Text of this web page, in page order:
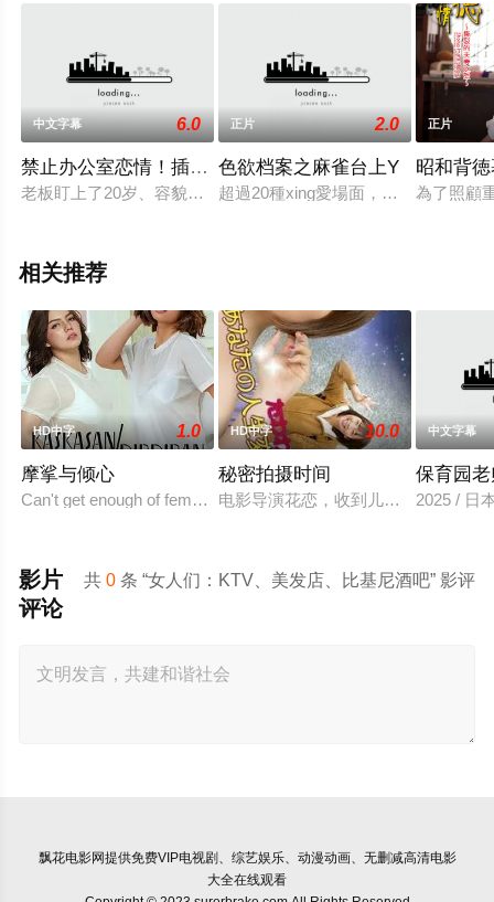
中文字幕 6.0
禁止办公室恋情！插入是允许的
老板盯上了20岁、容貌清秀的新员工浅井玲奈，想勾引她并与
正片 2.0
色欲档案之麻雀台上Y
超過20種xing愛場面，絕對值得珍藏
正片
昭和背
為了照顧
相关推荐
HD中字 1.0
摩挲与倾心
Can't get enough of female to female action in "Kiss/Kiss"
HD中字 10.0
秘密拍摄时间
电影导演花恋，收到儿时玩伴兼名导
中文字幕
保育园
2025 / 日
共0 条 “女人们：KTV、美发店、比基尼酒吧” 影评
影片
评论
飘花电影网提供免费VIP电视剧、综艺娱乐、动漫动画、无删减高清电影
大全在线观看